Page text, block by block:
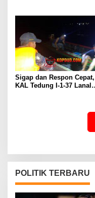
Sigap dan Respon Cepat,
KAL Tedung I-1-37 Lanal
POLITIK TERBARU